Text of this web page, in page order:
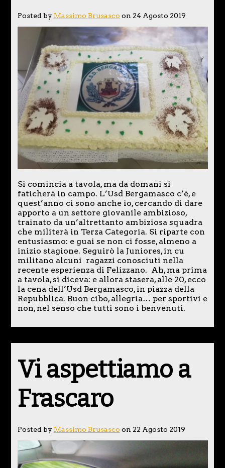
Posted by Massimo Brusasco on 24 Agosto 2019
Si comincia a tavola, ma da domani si
faticherà in campo. L’Usd Bergamasco c’è, e
quest’anno ci sono anche io, cercando di dare
apporto a un settore giovanile ambizioso,
trainato da un’altrettanto ambiziosa squadra
che militerà in Terza Categoria. Si riparte con
entusiasmo: e guai se non ci fosse, almeno a
inizio stagione. Seguirò la Juniores, in cu
militano alcuni ragazzi conosciuti nella
recente esperienza di Felizzano. Ah, ma prima
a tavola, si diceva: e allora stasera, alle 20, ecco
la cena dell’Usd Bergamasco, in piazza della
Repubblica. Buon cibo, allegria… per sportivi e
non, nel senso che tutti sono i benvenuti.
Vi aspettiamo a
Frascaro
Posted by Massimo Brusasco on 22 Agosto 2019